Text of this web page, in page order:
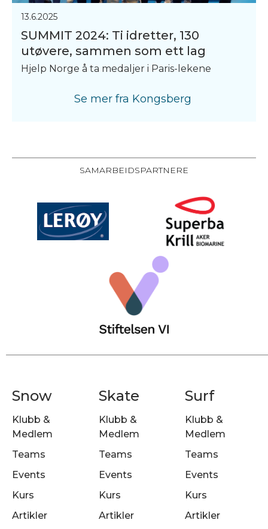
13.6.2025
SUMMIT 2024: Ti idretter, 130
utøvere, sammen som ett lag
Hjelp Norge å ta medaljer i Paris-lekene
Se mer fra Kongsberg
SAMARBEIDSPARTNERE
Snow
Klubb &
Medlem
Teams
Events
Kurs
Artikler
Skate
Klubb &
Medlem
Teams
Events
Kurs
Artikler
Surf
Klubb &
Medlem
Teams
Events
Kurs
Artikler